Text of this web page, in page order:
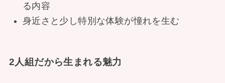
る内容
身近さと少し特別な体験が憧れを生む
2人組だから生まれる魅力